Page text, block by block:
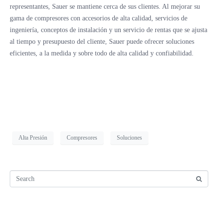
representantes, Sauer se mantiene cerca de sus clientes. Al mejorar su
gama de compresores con accesorios de alta calidad, servicios de
ingeniería, conceptos de instalación y un servicio de rentas que se ajusta
al tiempo y presupuesto del cliente, Sauer puede ofrecer soluciones
eficientes, a la medida y sobre todo de alta calidad y confiabilidad.
Alta Presión Compresores Soluciones